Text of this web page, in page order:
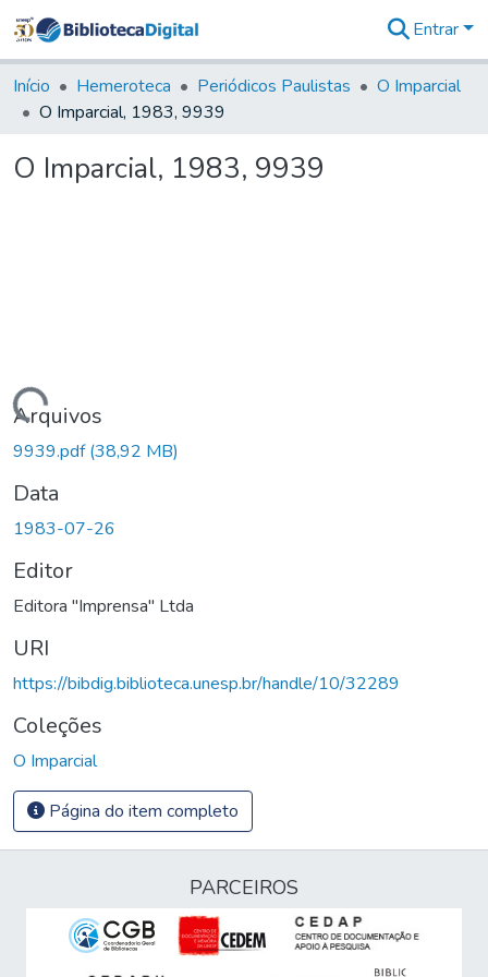
&
Coleções
Tudo na
Digital
Entrar
Início Hemeroteca Periódicos Paulistas
O Imparcial
O Imparcial, 1983, 9939
O Imparcial, 1983, 9939
Carregando...
Arquivos
9939.pdf(38,92 MB)
Data
1983-07-26
Editor
Editora "Imprensa" Ltda
URI
https://bibdig.biblioteca.unesp.br/handle/10/32289
Coleções
O Imparcial
Página do item completo
PARCEIROS